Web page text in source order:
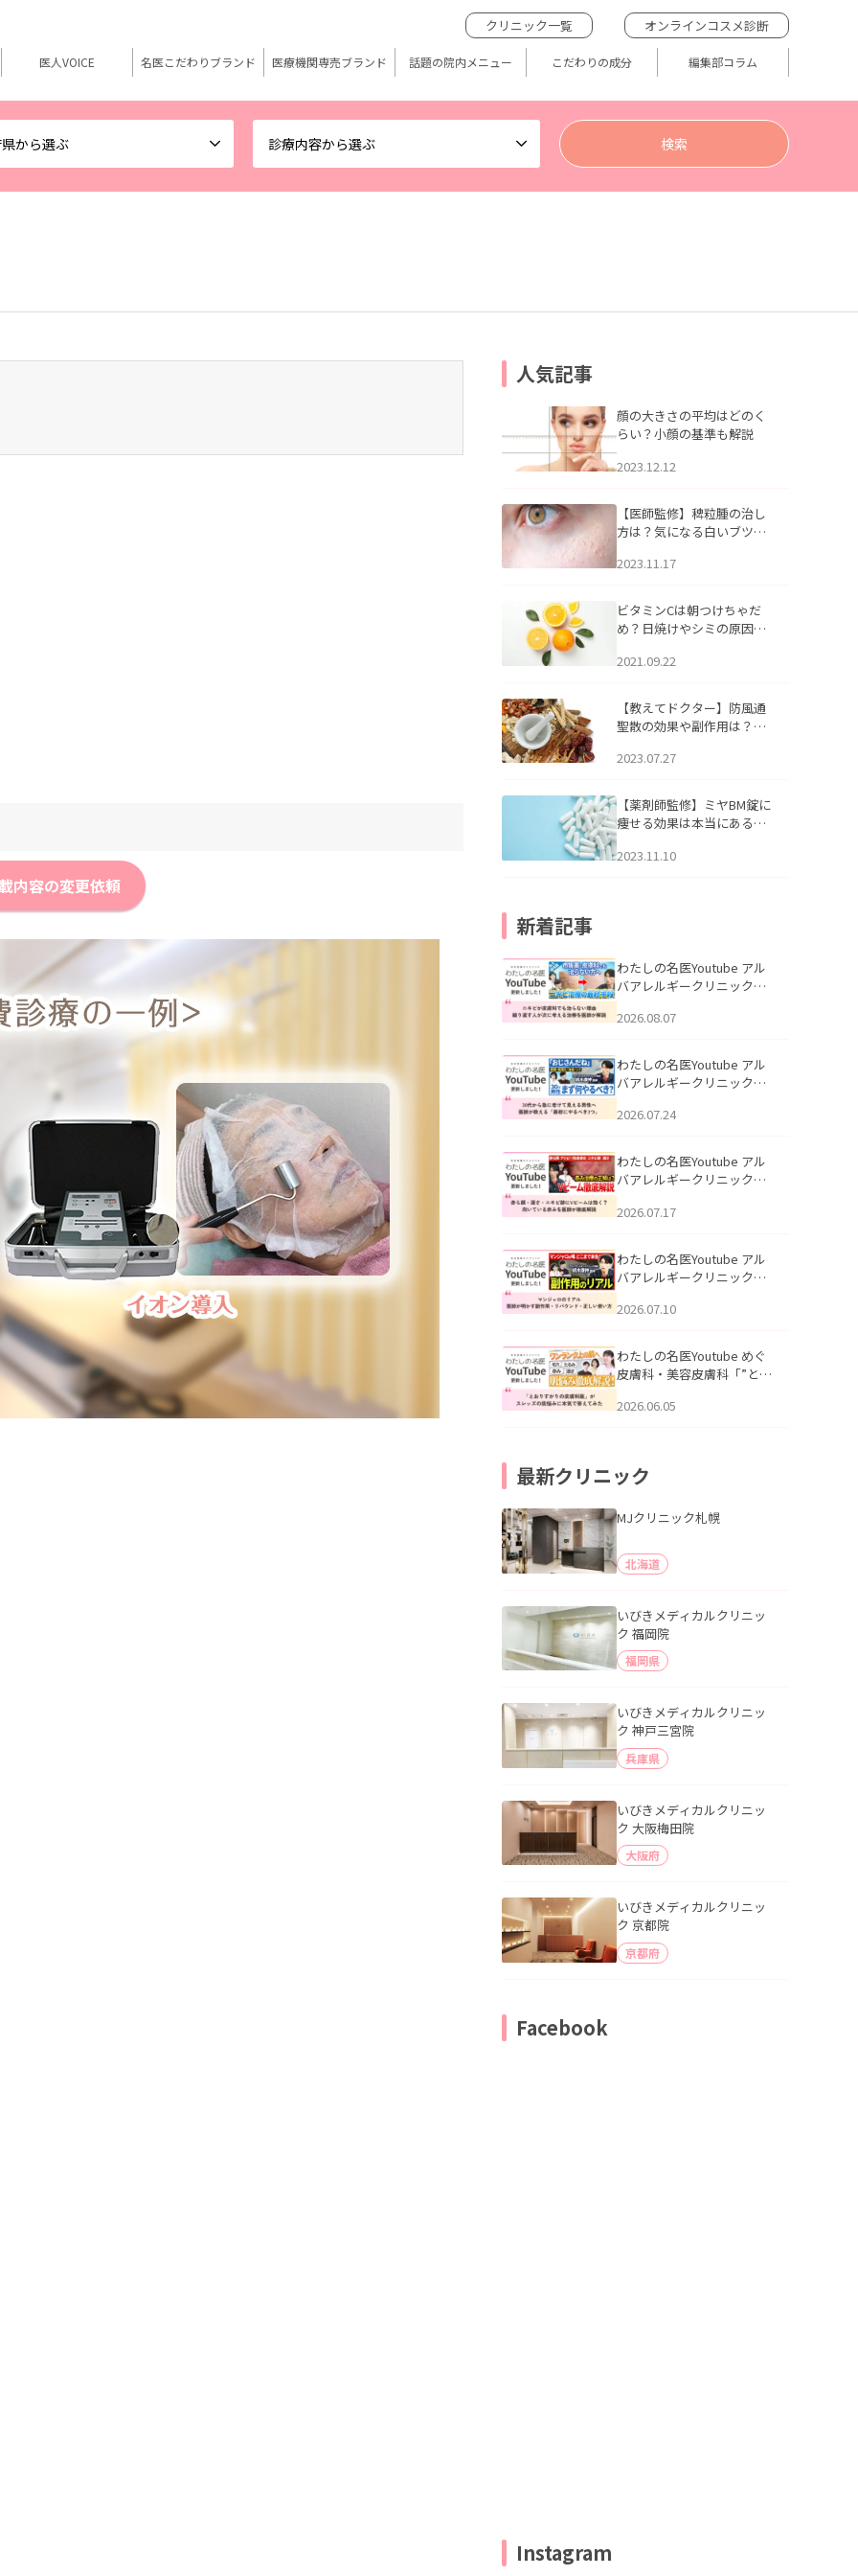
から選ぶ 診療内容から選ぶ
クリニック一覧 オンラインコスメ診断
医人VOICE 名医こだわりブランド 医療機関専売ブランド 話題の院内メニュー こだわりの成分 編集部コラム
内容の変更依頼
人気記事
顔の大きさの平均はどのく
らい？小顔の基準も解説
2023.12.12
【医師監修】稗粒腫の治し
方は？気になる白いブツブ
アについて
2023.11.17
ビタミンCは朝つけちゃだ
め？日焼けやシミの原因に
2021.09.22
【教えてドクター】防風通
聖散の効果や副作用は？長
2023.07.27
【薬剤師監修】ミヤBM錠に
痩せる効果は本当にある
2023.11.10
新着記事
わたしの名医Youtube アル
バアレルギークリニック札
らない理由｜繰り返す人が
説」を公開いたしました。
2026.08.07
わたしの名医Youtube アル
バアレルギークリニック札
える男性へ｜医師が教える
公開いたしました。
2026.07.24
わたしの名医Youtube アル
バアレルギークリニック札
跡にVビームは効く？向いて
説」を公開いたしました。
2026.07.17
わたしの名医Youtube アル
バアレルギークリニック札
医師が明かす副作用・リバ
公開いたしました。
2026.07.10
わたしの名医Youtube めぐ
皮膚科・美容皮膚科「”とお
ッズの肌悩みに本気で答え
2026.06.05
最新クリニック
MJクリニック札幌
北海道
いびきメディカルクリニッ
ク 福岡院
福岡県
いびきメディカルクリニッ
ク 神戸三宮院
兵庫県
いびきメディカルクリニッ
ク 大阪梅田院
大阪府
いびきメディカルクリニッ
ク 京都院
京都府
Facebook
Instagram